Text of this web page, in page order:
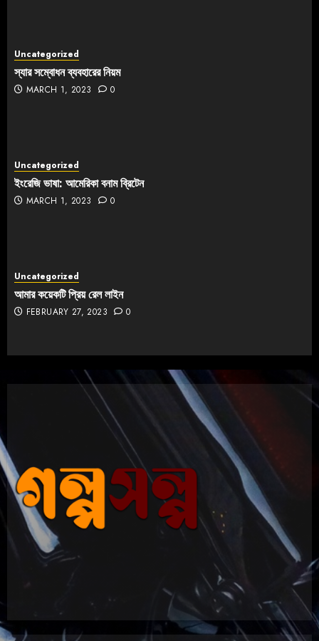
Uncategorized
স্যার সম্বোধন ব্যবহারের নিয়ম
MARCH 1, 2023 0
Uncategorized
ইংরেজি ভাষা: আমেরিকা বনাম ব্রিটেন
MARCH 1, 2023 0
Uncategorized
আমার কয়েকটি প্রিয় রেল লাইন
FEBRUARY 27, 2023 0